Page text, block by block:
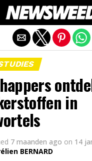
in
7 maanden ago on 14
BERNARD
Mobiele versie